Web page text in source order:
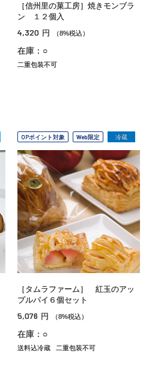
［信州里の菓工房］焼きモンブラ
ン １２個入
4,320 円 （8%税込）
在庫：○
二重包装不可
OPポイント対象 Web限定 冷蔵
［タムラファーム］ 紅玉のアッ
プルパイ６個セット
5,076 円 （8%税込）
在庫：○
送料込冷蔵 二重包装不可